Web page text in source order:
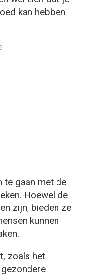
kan hebben
te gaan met de
Hoewel de
zijn, bieden ze
kunnen
zoals het